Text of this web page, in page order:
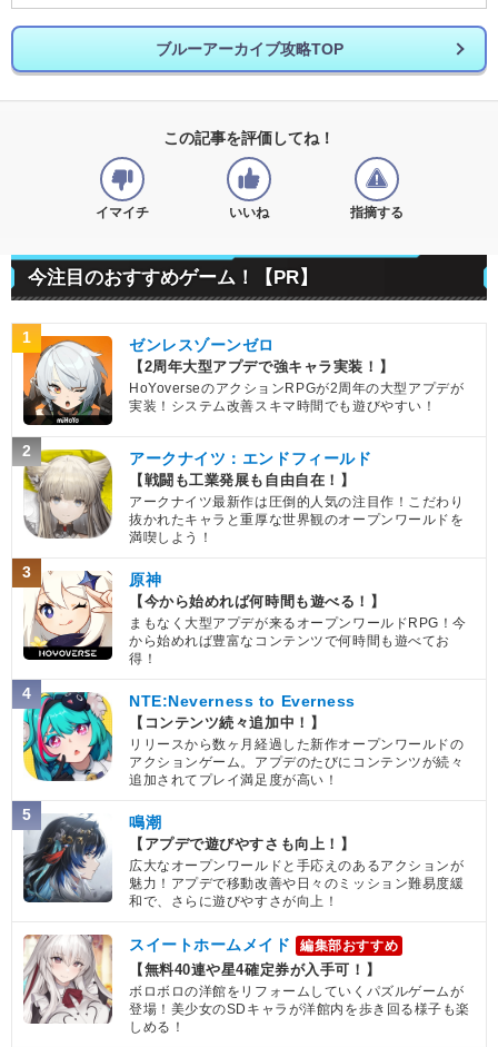
ブルーアーカイブ攻略TOP
この記事を評価してね！
イマイチ いいね 指摘する
今注目のおすすめゲーム！【PR】
1 ゼンレスゾーンゼロ
【2周年大型アプデで強キャラ実装！】
HoYoverseのアクションRPGが2周年の大型アプデが
実装！システム改善スキマ時間でも遊びやすい！
2 アークナイツ：エンドフィールド
【戦闘も工業発展も自由自在！】
アークナイツ最新作は圧倒的人気の注目作！こだわり
抜かれたキャラと重厚な世界観のオープンワールドを
満喫しよう！
3 原神
【今から始めれば何時間も遊べる！】
まもなく大型アプデが来るオープンワールドRPG！今
から始めれば豊富なコンテンツで何時間も遊べてお
得！
4 NTE:Neverness to Everness
【コンテンツ続々追加中！】
リリースから数ヶ月経過した新作オープンワールドの
アクションゲーム。アプデのたびにコンテンツが続々
追加されてプレイ満足度が高い！
5 鳴潮
【アプデで遊びやすさも向上！】
広大なオープンワールドと手応えのあるアクションが
魅力！アプデで移動改善や日々のミッション難易度緩
和で、さらに遊びやすさが向上！
スイートホームメイド 編集部おすすめ
【無料40連や星4確定券が入手可！】
ボロボロの洋館をリフォームしていくパズルゲームが
登場！美少女のSDキャラが洋館内を歩き回る様子も楽
しめる！